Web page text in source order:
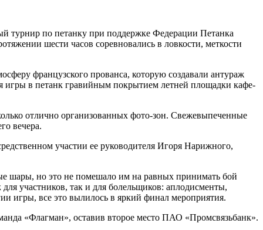
турнир по петанку при поддержке Федерации Петанка
шести часов соревновались в ловкости, меткости
французского прованса, которую создавали антураж
игры в петанк гравийным покрытием летней площадки кафе-
отлично организованных фото-зон. Свежевыпеченные
вечера.
участии ее руководителя Игоря Нарижного,
шары, но это не помешало им на равных принимать бой
для участников, так и для болельщиков: аплодисменты,
игры, все это вылилось в яркий финал мероприятия.
«Флагман», оставив второе место ПАО «Промсвязьбанк».